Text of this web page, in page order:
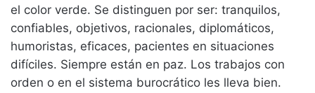
el color verde. Se distinguen por ser: tranquilos,
confiables, objetivos, racionales, diplomáticos,
humoristas, eficaces, pacientes en situaciones
difíciles. Siempre están en paz. Los trabajos con
orden o en el sistema burocrático les lleva bien.